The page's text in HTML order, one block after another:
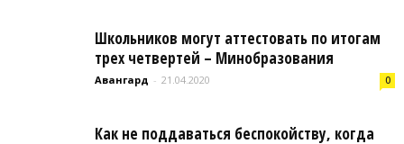
Школьников могут аттестовать по итогам
трех четвертей – Минобразования
Авангард - 21.04.2020 0
Как не поддаваться беспокойству, когда